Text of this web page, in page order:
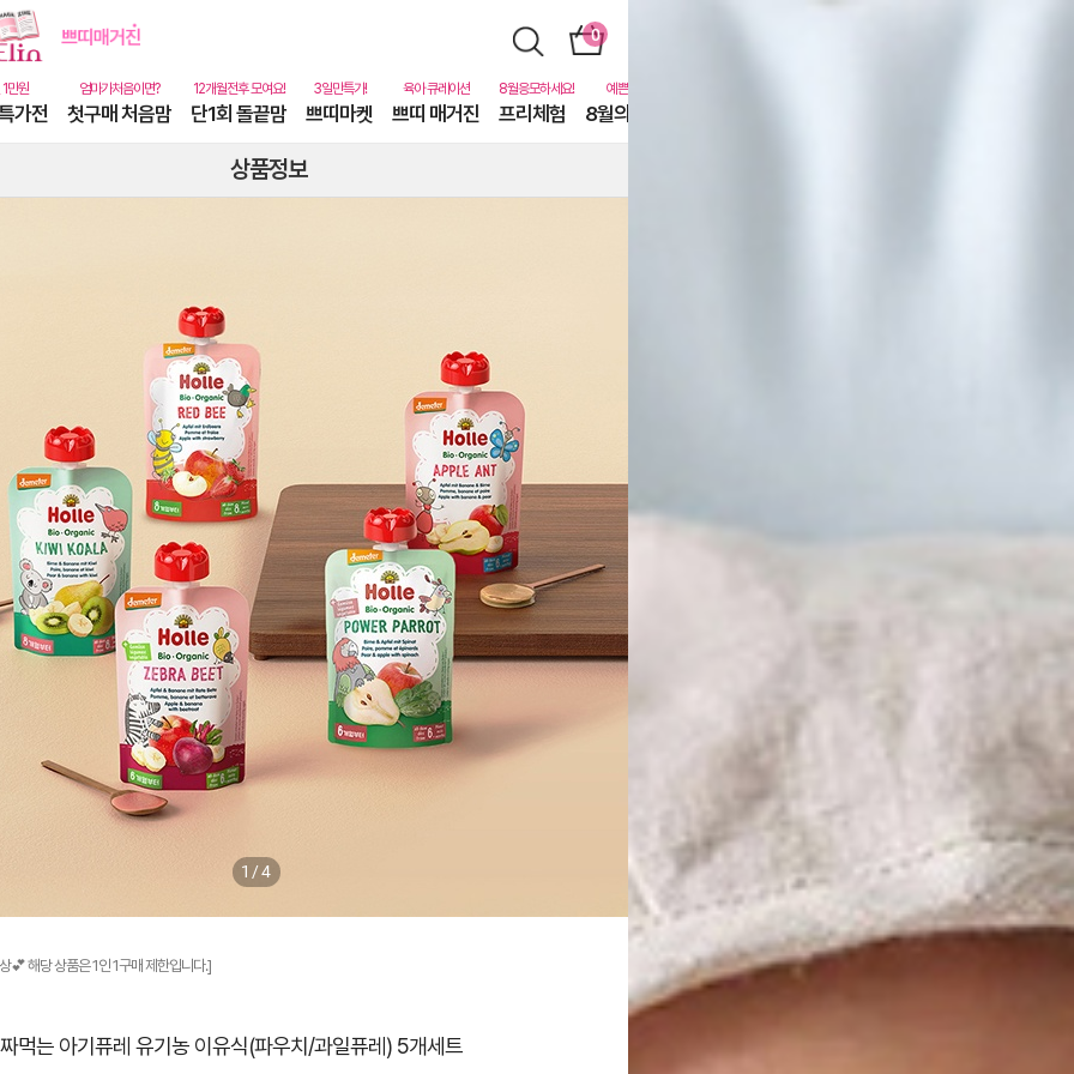
가전 첫구매 처음맘 단1회 돌끝맘 쁘띠마켓 쁘띠 매거진 프리체험 8월의 동물친구들
상품정보
1/4
💕 해당 상품은 1인 1구매 제한입니다.]
먹는 아기퓨레 유기농 이유식(파우치/과일퓨레) 5개세트